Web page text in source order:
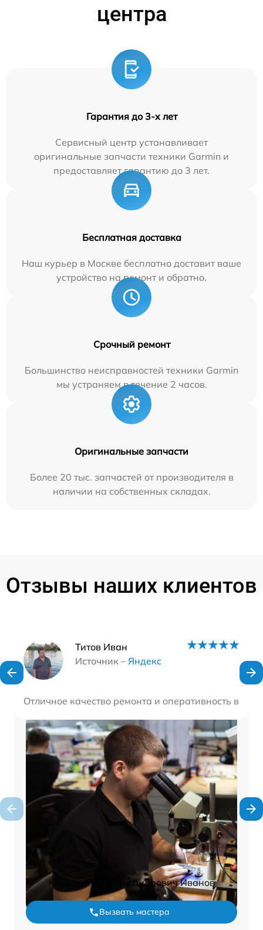
центра
Гарантия до 3-х лет
Сервисный центр устанавливает
оригинальные запчасти техники Garmin и
предоставляет гарантию до 3 лет.
Бесплатная доставка
Наш курьер в Москве бесплатно доставит ваше
устройство на ремонт и обратно.
Срочный ремонт
Большинство неисправностей техники Garmin
мы устраняем в течение 2 часов.
Оригинальные запчасти
Более 20 тыс. запчастей от производителя в
наличии на собственных складах.
Отзывы наших клиентов
Титов Иван
Источник – Яндекс
Отличное качество ремонта и оперативность
Наши мастера
Константин Александрович Иванов
Вызвать мастера